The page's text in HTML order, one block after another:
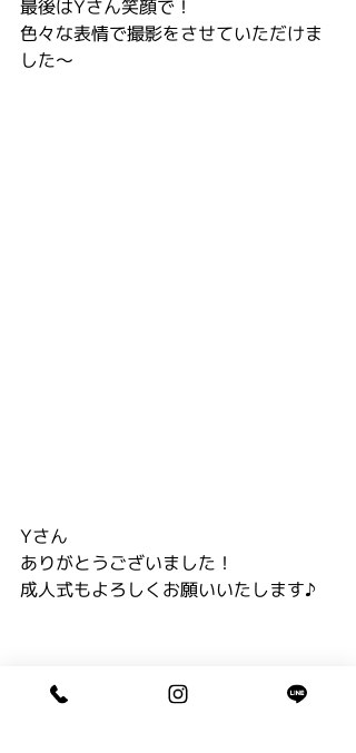
最後はYさん笑顔で！
色々な表情で撮影をさせていただけま
した〜
Yさん
ありがとうございました！
成人式もよろしくお願いいたします♪